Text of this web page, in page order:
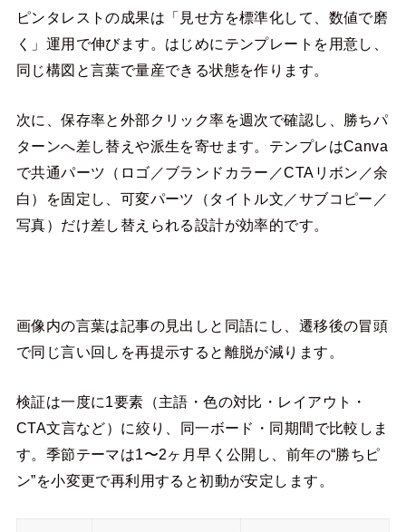
ピンタレストの成果は「見せ方を標準化して、数値で磨
く」運用で伸びます。はじめにテンプレートを用意し、
同じ構図と言葉で量産できる状態を作ります。
次に、保存率と外部クリック率を週次で確認し、勝ちパ
ターンへ差し替えや派生を寄せます。テンプレはCanva
で共通パーツ（ロゴ／ブランドカラー／CTAリボン／余
白）を固定し、可変パーツ（タイトル文／サブコピー／
写真）だけ差し替えられる設計が効率的です。
画像内の言葉は記事の見出しと同語にし、遷移後の冒頭
で同じ言い回しを再提示すると離脱が減ります。
検証は一度に1要素（主語・色の対比・レイアウト・
CTA文言など）に絞り、同一ボード・同期間で比較しま
す。季節テーマは1〜2ヶ月早く公開し、前年の“勝ちピ
ン”を小変更で再利用すると初動が安定します。